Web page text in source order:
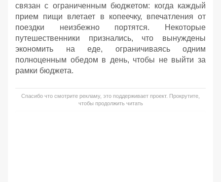
связан с ограниченным бюджетом: когда каждый
прием пищи влетает в копеечку, впечатления от
поездки неизбежно портятся. Некоторые
путешественники признались, что вынуждены
экономить на еде, ограничиваясь одним
полноценным обедом в день, чтобы не выйти за
рамки бюджета.
Спасибо что смотрите рекламу, это поддерживает проект. Прокрутите,
чтобы продолжить читать